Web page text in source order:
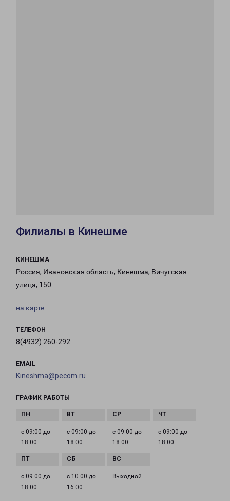
Филиалы в Кинешме
КИНЕШМА
Россия, Ивановская область, Кинешма, Вичугская
улица, 150
на карте
ТЕЛЕФОН
8(4932) 260-292
EMAIL
Kineshma@pecom.ru
ГРАФИК РАБОТЫ
с 09:00 до
18:00
с 09:00 до
18:00
с 09:00 до
18:00
с 09:00 до
18:00
с 09:00 до
18:00
с 10:00 до
16:00
Выходной